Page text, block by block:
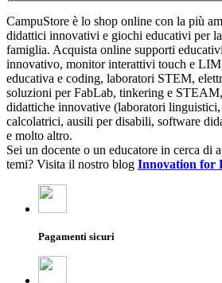
CampuStore è lo shop online con la più
didattici innovativi e giochi educativi per
famiglia. Acquista online supporti
innovativo, monitor interattivi touch e
educativa e coding, laboratori STEM,
soluzioni per FabLab, tinkering e
didattiche innovative (laboratori
calcolatrici, ausili per disabili, software
e molto altro.
Sei un docente o un educatore in cerca di
temi? Visita il nostro blog Innovation for
Pagamenti sicuri